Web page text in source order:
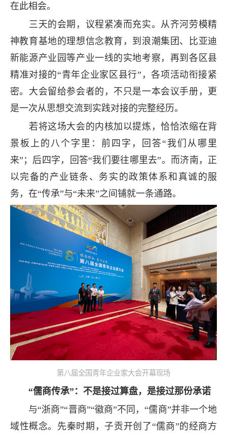
在此相会。
三天的会期，议程紧凑而充实。从齐河劳模精
神教育基地的理想信念教育，到浪潮集团、比亚迪
新能源产业园等产业一线的实地考察，再到各区县
精准对接的“青年企业家区县行”，各项活动衔接紧
密。大会留给参会者的，不只是一本会议手册，更
是一次从思想交流到实践对接的完整经历。
若将这场大会的内核加以提炼，恰恰浓缩在背
景板上的八个字里：前四字，回答“我们从哪里
来”；后四字，回答“我们要往哪里去”。而济南，正
以完备的产业链条、务实的政策体系和真诚的服
务，在“传承”与“未来”之间铺就一条通路。
第八届全国青年企业家大会开幕现场
“儒商传承”：不是接过算盘，是接过那份承诺
与“浙商”“晋商”“徽商”不同，“儒商”并非一个地
域性概念。先秦时期，子贡开创了“儒商”的经商方